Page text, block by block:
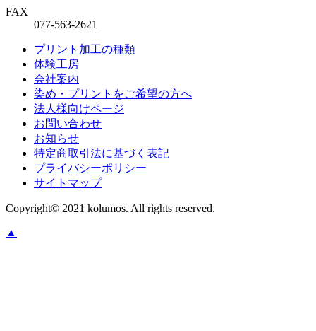
FAX
077-563-2621
プリント加工の種類
体験工房
会社案内
染め・プリントをご希望の方へ
法人様向けページ
お問い合わせ
お知らせ
特定商取引法に基づく表記
プライバシーポリシー
サイトマップ
Copyright© 2021 kolumos. All rights reserved.
▲